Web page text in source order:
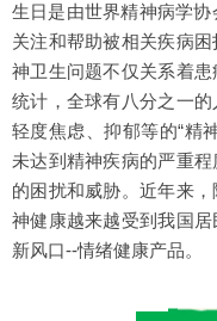
生日是由世界精神病学
关注和帮助被相关疾病
神卫生问题不仅关系着
统计，全球有八分之一
轻度焦虑、抑郁等的“精
未达到精神疾病的严重
的困扰和威胁。近年来
神健康越来越受到我国
新风口--情绪健康产品。